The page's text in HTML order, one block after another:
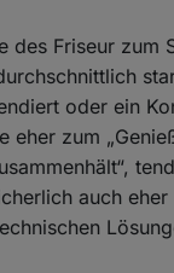
des Friseur zum
oder ein
eher zum
auch eher